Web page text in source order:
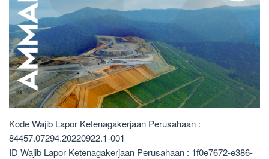
Kode Wajib Lapor Ketenagakerjaan Perusahaan :
84457.07294.20220922.1-001
ID Wajib Lapor Ketenagakerjaan Perusahaan : 1f0e7672-e386-